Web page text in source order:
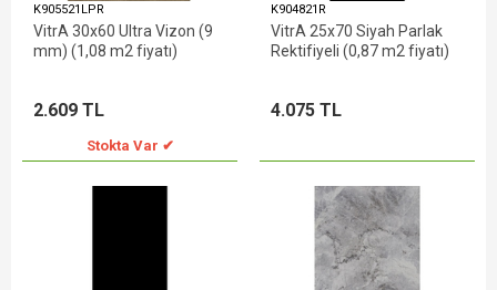
K905521LPR
VitrA 30x60 Ultra Vizon (9
mm) (1,08 m2 fiyatı)
2.609 TL
Stokta Var ✔
K904821R
VitrA 25x70 Siyah Parlak
Rektifiyeli (0,87 m2 fiyatı)
4.075 TL